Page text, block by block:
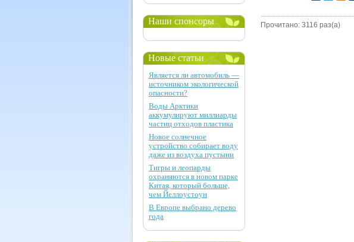
Прочитано: 3116 раз(а)
Наши спонсоры
Новые статьи
Является ли автомобиль —
источником экологической
опасности?
Воды Арктики
аккумулируют миллиарды
частиц отходов пластика
Новое солнечное
устройство собирает воду
даже из воздуха пустыни
Тигры и леопарды
охраняются в новом парке
Китая, который больше,
чем Йеллоустоун
В Европе выбрано дерево
года